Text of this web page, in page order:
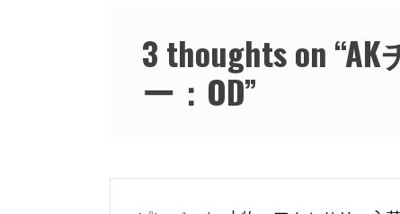
3 thoughts on “
ー：OD”